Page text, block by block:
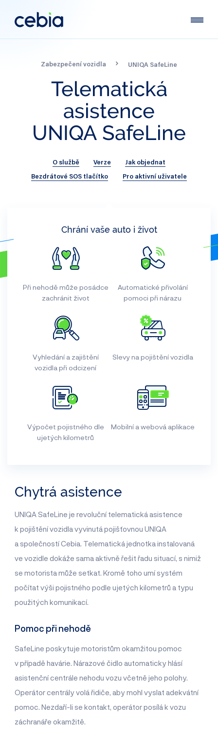
Zabezpečení vozidla UNIQA SafeLine
Telematická
asistence
UNIQA SafeLine
O službě Verze
Jak objednat
Bezdrátové SOS tlačítko
Pro aktivní uživatele
Chrání vaše auto i život
Při nehodě může posádce
zachránit život
Automatické přivolání
pomoci při nárazu
Vyhledání a zajištění
vozidla při odcizení
Slevy na pojištění vozidla
Výpočet pojistného dle
ujetých kilometrů
Mobilní a webová aplikace
Chytrá asistence
UNIQA SafeLine je revoluční telematická asistence
k pojištění vozidla vyvinutá pojišťovnou UNIQA
a společností Cebia. Telematická jednotka instalovaná
ve vozidle dokáže sama aktivně řešit řadu situací, s nimiž
se motorista může setkat. Kromě toho umí systém
počítat výši pojistného podle ujetých kilometrů a typu
použitých komunikací.
Pomoc při nehodě
SafeLine poskytuje motoristům okamžitou pomoc
v případě havárie. Nárazové čidlo automaticky hlásí
asistenční centrále nehodu vozu včetně jeho polohy.
Operátor centrály volá řidiče, aby mohl vyslat adekvátní
pomoc. Nezdaří-li se kontakt, operátor posílá k vozu
záchranáře okamžitě.